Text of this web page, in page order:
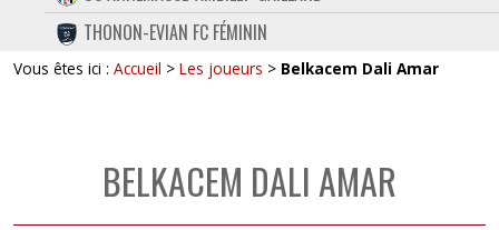
TWITTERTHONON-EVIAN FC FÉMININ
Vous êtes ici : Accueil > Les joueurs > Belkacem Dali Amar
BELKACEM DALI AMAR